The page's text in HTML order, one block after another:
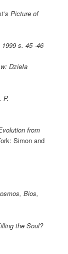
Picture of
s. 45 -46
Dzieła
P.
from
Simon and
Bios,
the Soul?